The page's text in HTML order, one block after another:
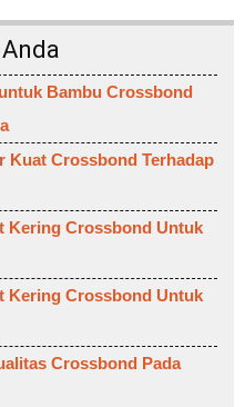
Bambu Crossbond
Kuat Crossbond Terhadap
Kering Crossbond Untuk
Kering Crossbond Untuk
Crossbond Pada